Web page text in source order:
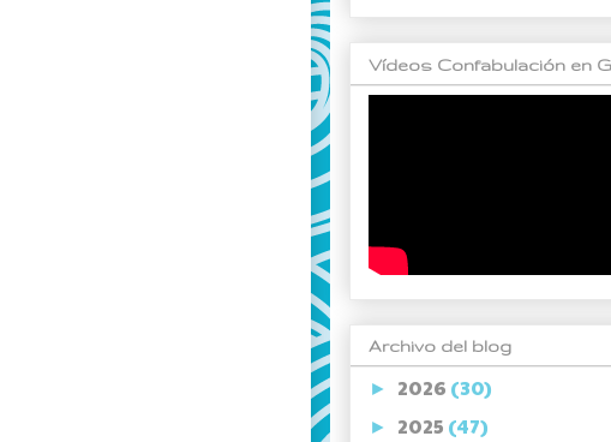
Vídeos Confabulación en
Archivo del blog
► 2026 (30)
► 2025 (47)